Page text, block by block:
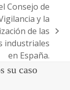
Consejo de
y la
de las
industriales
en España.
su caso